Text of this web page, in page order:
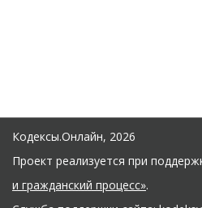
Кодексы.Онлайн, 2026
Проект реализуется при
и гражданский процесс».